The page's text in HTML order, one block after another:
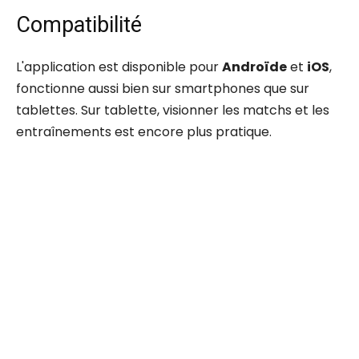
Compatibilité
L'application est disponible pourAndroïdeet iOS,
fonctionne aussi bien sur smartphones que sur
tablettes. Sur tablette, visionner les matchs et les
entraînements est encore plus pratique.